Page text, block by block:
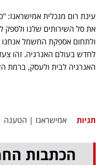
את סל השירותים שלנו ולספק
ולתחום אספקת החשמל אנחנו
לחדש בעולם האנרגיה. זהו
האנרגיה לבית ולעסק, ברמת
תגיות אמישראגז | הטענה
הכתבות